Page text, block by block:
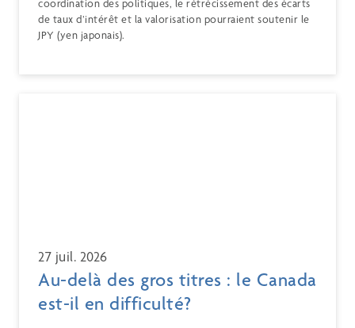
coordination des politiques, le rétrécissement des écarts
de taux d’intérêt et la valorisation pourraient soutenir le
JPY (yen japonais).
27 juil. 2026
Au-delà des gros titres : le Canada
est-il en difficulté?